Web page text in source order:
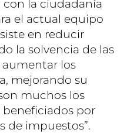
la ciudadanía
el actual equipo
en reducir
la solvencia de las
los
mejorando su
muchos los
beneficiados por
de impuestos”.